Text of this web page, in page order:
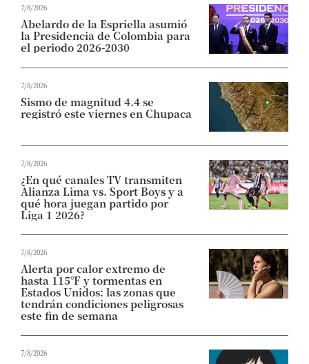
7/8/2026
Abelardo de la Espriella asumió
la Presidencia de Colombia para
el periodo 2026-2030
7/8/2026
Sismo de magnitud 4.4 se
registró este viernes en Chupaca
7/8/2026
¿En qué canales TV transmiten
Alianza Lima vs. Sport Boys y a
qué hora juegan partido por
Liga 1 2026?
7/8/2026
Alerta por calor extremo de
hasta 115°F y tormentas en
Estados Unidos: las zonas que
tendrán condiciones peligrosas
este fin de semana
7/8/2026